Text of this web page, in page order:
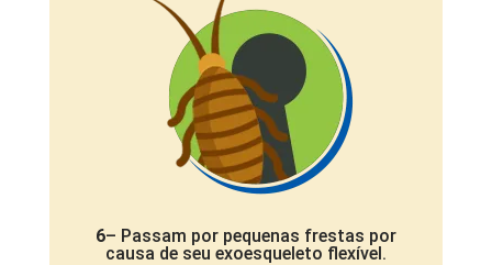
6– Passam por pequenas frestas por
causa de seu exoesqueleto flexível.